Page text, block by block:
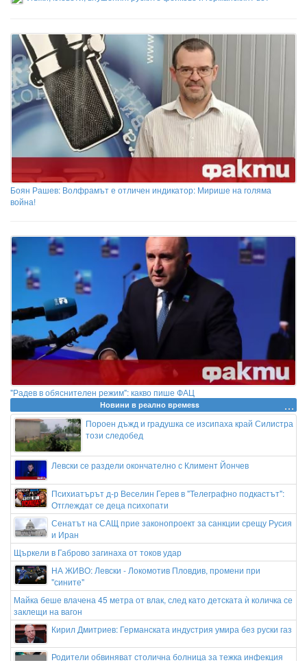
Боян Рашев: Волфрамът е отличен индикатор: Мирише на голяма
война!
"Радев в обяснителен режим": какво пише ФАЦ
Новини в реално времеss
Пороен дъжд и градушка се изсипаха край Силистра
този следобед
Левски се раздели окончателно с Климент Йончев
Психиатърът д-р Веселин Герев в "Телеграфно подкастът":
Отглеждат се деца психопати
Сенатът на САЩ прие законопроект за санкции срещу Русия
и Иран
Щъркели в Габрово загинаха от токов удар
НА ЖИВО: Левски - Локомотив Пловдив, промени при
"сините"
Майка беше влачена 45 метра от влак, след като детската ѝ количка се
заклещи на вагон
Кирил Дмитриев: Германската индустрия умира без руски газ
Родители обвиняват столична болница за тежка инфекция